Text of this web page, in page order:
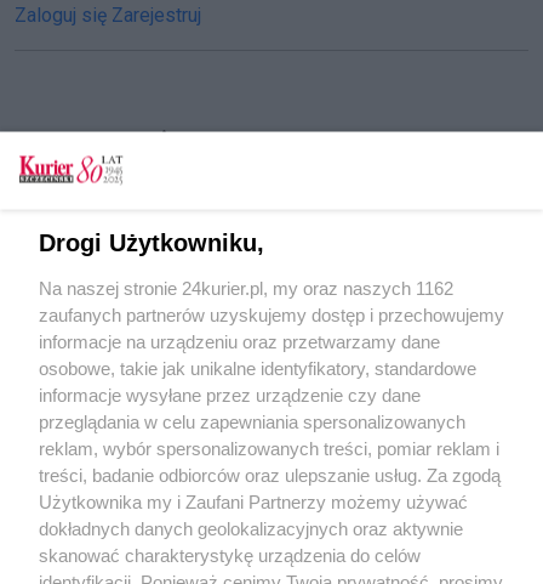
Zaloguj się Zarejestruj
CZYTAJ TAKŻE
47-latek zaatakował policjantów. Awantura w
Wsparcie dla potrzebujących
Stargard wybrał inwestycje na 2026 r.
Rekordowe poparcie dla placu zabaw
POGODA
18℃
Zobacz prognozę na 3 dni
Drogi Użytkowniku,
Na naszej stronie 24kurier.pl, my oraz naszych 1162
zaufanych partnerów uzyskujemy dostęp i przechowujemy
informacje na urządzeniu oraz przetwarzamy dane
osobowe, takie jak unikalne identyfikatory, standardowe
informacje wysyłane przez urządzenie czy dane
przeglądania w celu zapewniania spersonalizowanych
reklam, wybór spersonalizowanych treści, pomiar reklam i
treści, badanie odbiorców oraz ulepszanie usług. Za zgodą
Użytkownika my i Zaufani Partnerzy możemy używać
dokładnych danych geolokalizacyjnych oraz aktywnie
skanować charakterystykę urządzenia do celów